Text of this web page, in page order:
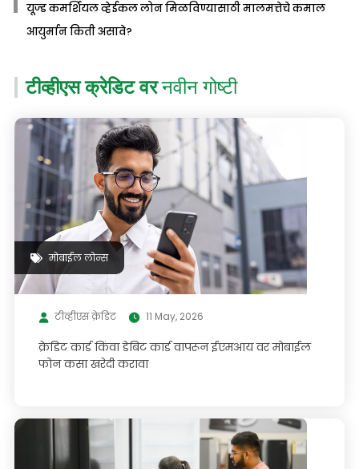
यूज्ड कमर्शियल व्हेईकल लोन मिळविण्यासाठी मालमत्तेचे कमाल
आयुर्मान किती असावे?
टीव्हीएस क्रेडिट वरनवीन गोष्टी
मोबाईल लोन्स
टीव्हीएस क्रेडिट 11 May, 2026
क्रेडिट कार्ड किंवा डेबिट कार्ड वापरून ईएमआय वर मोबाईल
फोन कसा खरेदी करावा